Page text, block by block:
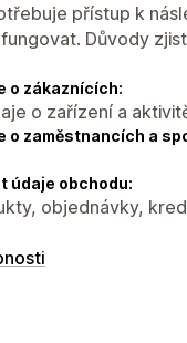
přístup k
Důvody
o zákaznících:
o zařízení a
o zaměstnancích a
údaje obchodu:
objednávky,